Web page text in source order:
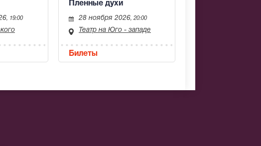
, 19:00
Пленные духи
28 ноября 2026, 20:00
Театр на Юго - западе
Билеты